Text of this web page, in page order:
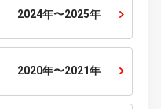
3000cc以上
2024年〜2025年